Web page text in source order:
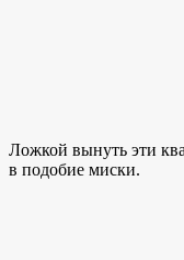
Ложкой вынуть эти
в подобие миски.